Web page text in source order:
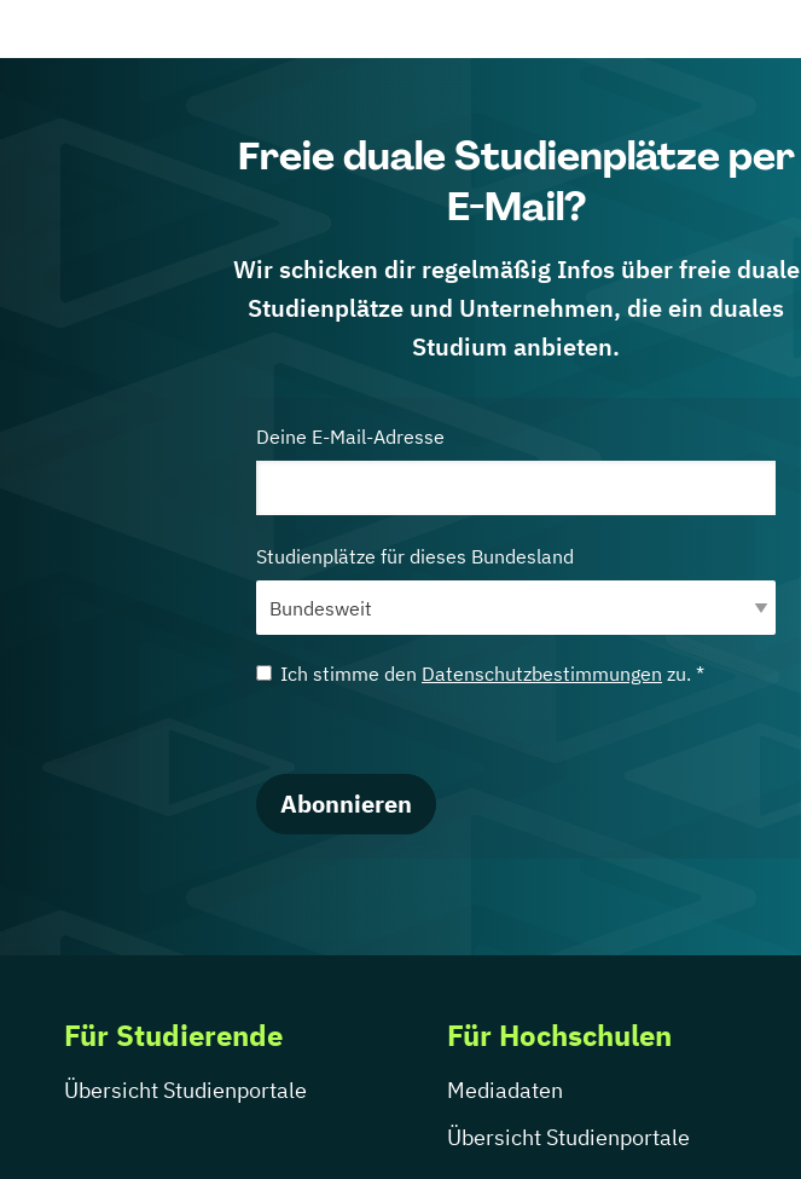
Freie duale Studienplätze per
E-Mail?
Wir schicken dir regelmäßig Infos über freie duale
Studienplätze und Unternehmen, die ein duales
Studium anbieten.
Deine E-Mail-Adresse
Studienplätze für dieses Bundesland
Ich stimme den Datenschutzbestimmungen zu. *
Abonnieren
Für Studierende
Übersicht Studienportale
Für Hochschulen
Mediadaten
Übersicht Studienportale